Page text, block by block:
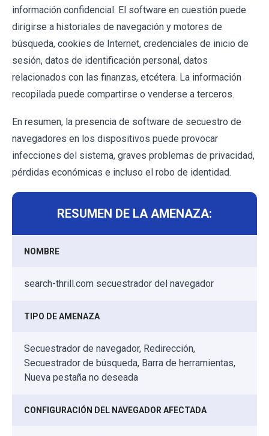
información confidencial. El software en cuestión puede
dirigirse a historiales de navegación y motores de
búsqueda, cookies de Internet, credenciales de inicio de
sesión, datos de identificación personal, datos
relacionados con las finanzas, etcétera. La información
recopilada puede compartirse o venderse a terceros.
En resumen, la presencia de software de secuestro de
navegadores en los dispositivos puede provocar
infecciones del sistema, graves problemas de privacidad,
pérdidas económicas e incluso el robo de identidad.
RESUMEN DE LA AMENAZA:
NOMBRE
search-thrill.com secuestrador del navegador
TIPO DE AMENAZA
Secuestrador de navegador, Redirección,
Secuestrador de búsqueda, Barra de herramientas,
Nueva pestaña no deseada
CONFIGURACIÓN DEL NAVEGADOR AFECTADA